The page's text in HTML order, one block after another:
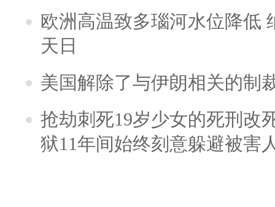
欧洲高温致多瑙河水位降低
天日
美国解除了与伊朗相关的制
抢劫刺死19岁少女的死刑改
狱11年间始终刻意躲避被害